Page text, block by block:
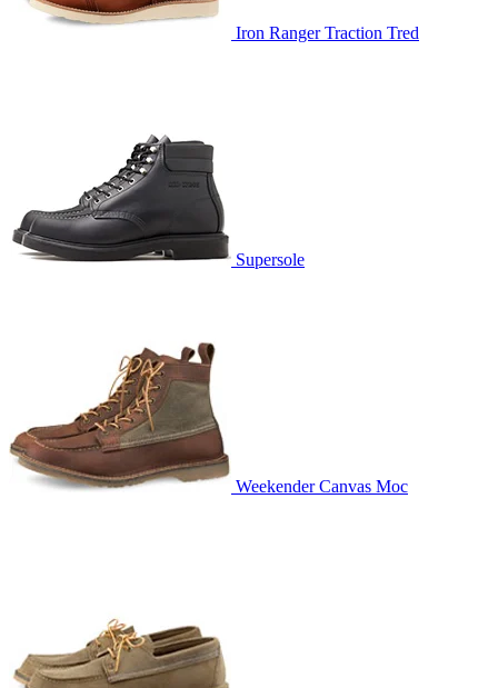
Iron Ranger Traction Tred
Supersole
Weekender Canvas Moc